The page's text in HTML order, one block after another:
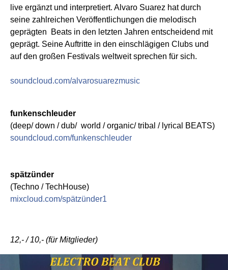
live ergänzt und interpretiert. Alvaro Suarez hat durch
seine zahlreichen Veröffentlichungen die melodisch
geprägten Beats in den letzten Jahren entscheidend mit
geprägt. Seine Auftritte in den einschlägigen Clubs und
auf den großen Festivals weltweit sprechen für sich.
soundcloud.com/alvarosuarezmusic
funkenschleuder
(deep/ down / dub/ world / organic/ tribal / lyrical BEATS)
soundcloud.com/funkenschleuder
spätzünder
(Techno / TechHouse)
mixcloud.com/spätzünder1
12,- / 10,- (für Mitglieder)